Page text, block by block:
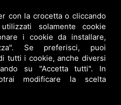
•
RESPONSABILE DEL TRATTAMENTO
DA GOOGLE RECAPTCHA V3,
con la crocetta o cliccando
solamente cookie
i cookie da installare,
Se preferisci, puoi
tutti i cookie, anche diversi
su "Accetta tutti". In
modificare la scelta